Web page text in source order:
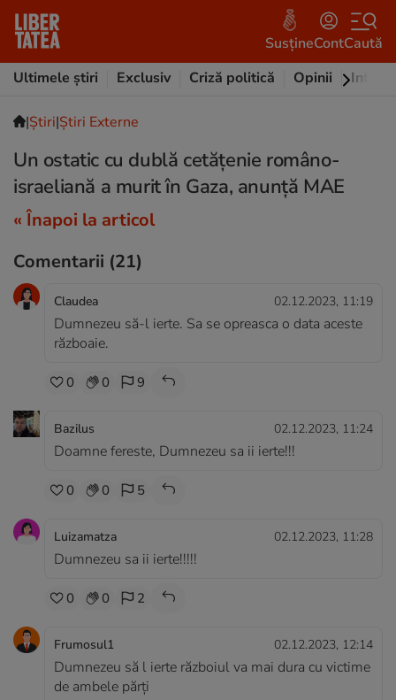
SusțineContCaută
Ultimele știri
Exclusiv Criză politică Opinii
|Ştiri|Știri Externe
Un ostatic cu dublă cetățenie româno-
israeliană a murit în Gaza, anunță MAE
« Înapoi la articol
Comentarii (21)
Claudea 02.12.2023, 11:19
Dumnezeu să-l ierte. Sa se opreasca o data aceste
războaie.
0 0 9
Bazilus 02.12.2023, 11:24
Doamne fereste, Dumnezeu sa ii ierte!!!
0 0 5
Luizamatza 02.12.2023, 11:28
Dumnezeu sa ii ierte!!!!!
0 0 2
Frumosul1 02.12.2023, 12:14
Dumnezeu să l ierte războiul va mai dura cu victime
de ambele părți